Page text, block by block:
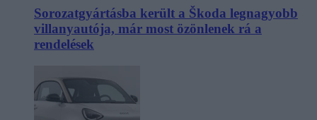
Sorozatgyártásba került a Škoda legnagyobb
villanyautója, már most özönlenek rá a
rendelések